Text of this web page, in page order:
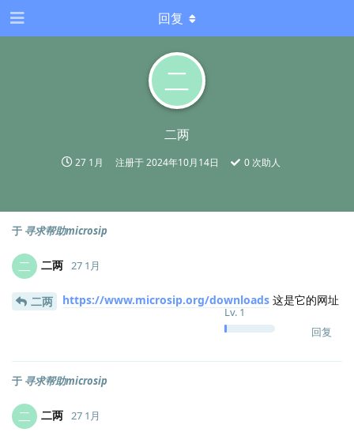
二
二两
27 1月 注册于2024年10月14日 0 次助人
回复
于 寻求帮助microsip
二 二两
Lv.1
27 1月
二两 https://www.microsip.org/downloads 这是它的网址
回复
于 寻求帮助microsip
二 二两 27 1月